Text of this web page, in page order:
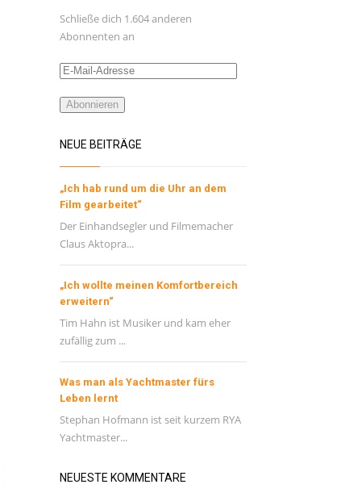
Schließe dich 1.604 anderen
Abonnenten an
E-
Adresse
Abonnieren
NEUE BEITRÄGE
„Ich hab rund um die Uhr an dem
Film gearbeitet“
Der Einhandsegler und Filmemacher
Claus Aktopra...
„Ich wollte meinen Komfortbereich
erweitern“
Tim Hahn ist Musiker und kam eher
zufällig zum ...
Was man als Yachtmaster fürs
Leben lernt
Stephan Hofmann ist seit kurzem RYA
Yachtmaster...
NEUESTE KOMMENTARE